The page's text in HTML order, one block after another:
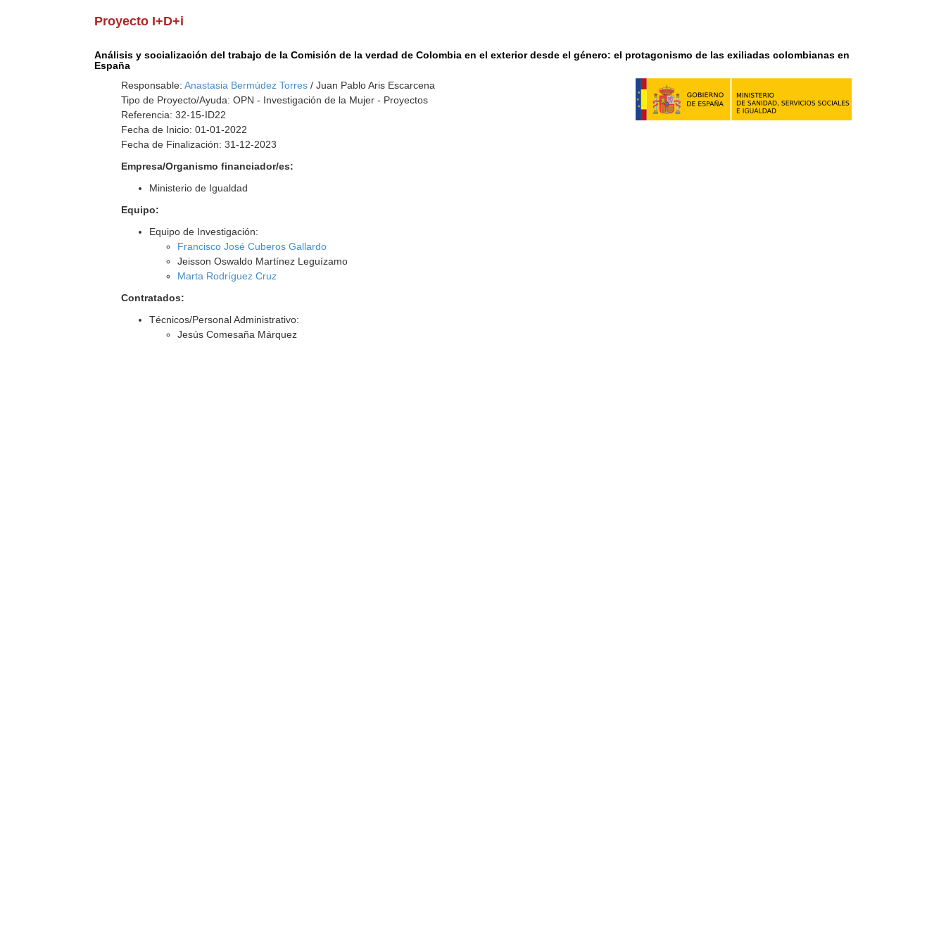
Proyecto I+D+i
Análisis y socialización del trabajo de la Comisión de la verdad de Colombia en el exterior desde el género: el protagonismo de las exiliadas colombianas en
España
Responsable:Anastasia Bermúdez Torres / Juan Pablo Aris Escarcena
Tipo de Proyecto/Ayuda: OPN - Investigación de la Mujer - Proyectos
Referencia: 32-15-ID22
Fecha de Inicio: 01-01-2022
Fecha de Finalización: 31-12-2023
Empresa/Organismo financiador/es:
Ministerio de Igualdad
Equipo:
Equipo de Investigación:
Francisco José Cuberos Gallardo
Jeisson Oswaldo Martínez Leguízamo
Marta Rodríguez Cruz
Contratados:
Técnicos/Personal Administrativo:
Jesús Comesaña Márquez